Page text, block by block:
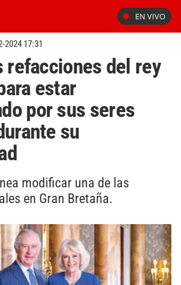
EN VIVO
2024 17:31
refacciones del rey
estar
por sus seres
su
modificar una de las
en Gran Bretaña.